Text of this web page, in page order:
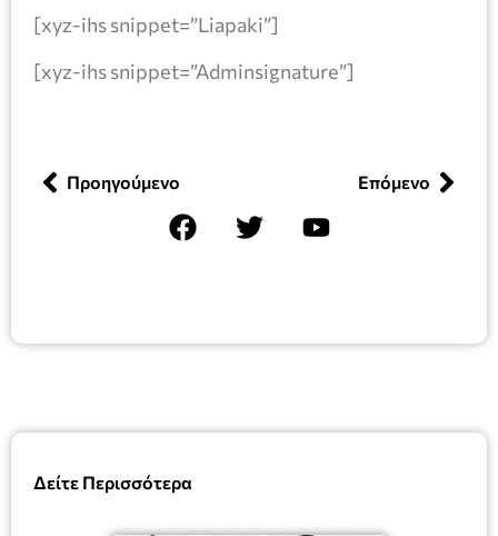
Δείτε Περισσότερα
[xyz-ihs snippet=”Liapaki”]
[xyz-ihs snippet=”Adminsignature”]
Προηγούμενο Επόμενο